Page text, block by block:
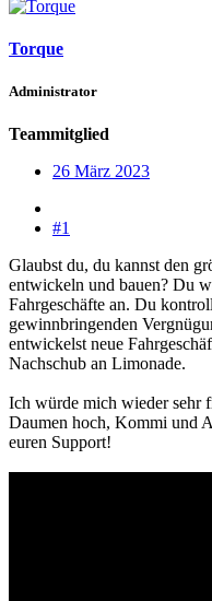
Torque
Administrator
Teammitglied
26 März 2023
#1
Glaubst du, du kannst den
entwickeln und bauen? Du
Fahrgeschäfte an. Du
gewinnbringenden
entwickelst neue
Nachschub an Limonade.
Ich würde mich wieder sehr
Daumen hoch, Kommi und
euren Support!